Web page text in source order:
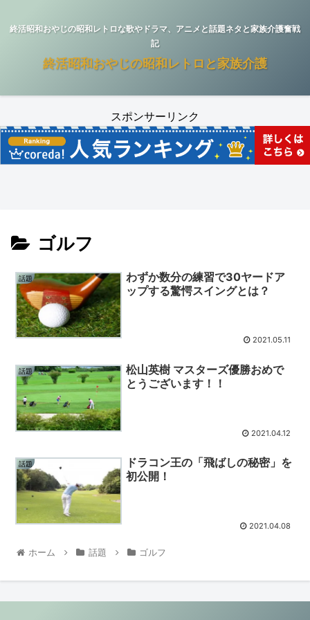
終活昭和おやじの昭和レトロな歌やドラマ、アニメと話題ネタと家族介護奮戦
記
終活昭和おやじの昭和レトロと家族介護
スポンサーリンク
ゴルフ
話題
わずか数分の練習で30ヤードア
ップする驚愕スイングとは？
2021.05.11
話題
松山英樹 マスターズ優勝おめで
とうございます！！
2021.04.12
話題
ドラコン王の「飛ばしの秘密」を
初公開！
2021.04.08
ホーム 話題 ゴルフ